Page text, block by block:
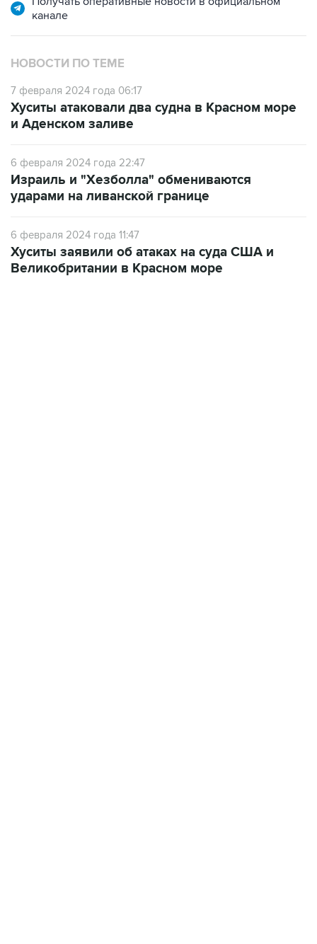
канале
НОВОСТИ ПО ТЕМЕ
7 февраля 2024 года 06:17
Хуситы атаковали два судна в Красном море
и Аденском заливе
6 февраля 2024 года 22:47
Израиль и "Хезболла" обмениваются
ударами на ливанской границе
6 февраля 2024 года 11:47
Хуситы заявили об атаках на суда США и
Великобритании в Красном море